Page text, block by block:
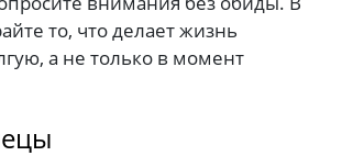
то, что делает жизнь
а не только в момент